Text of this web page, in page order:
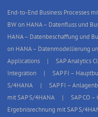
End-to-End Business Processes
BW on HANA – Datenfluss und
HANA – Datenbeschaffung und
on HANA – Datenmodellierung
Applications
SAP Analytics
Integration
SAP FI –
S/4HANA
SAP FI –
mit SAP S/4HANA
SAP CO
Ergebnisrechnung mit SAP S/